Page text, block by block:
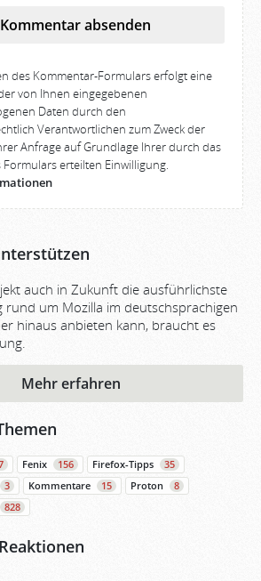
Kommentar absenden
des Kommentar-Formulars erfolgt eine
von Ihnen eingegebenen
Daten durch den
Verantwortlichen zum Zweck der
Anfrage auf Grundlage Ihrer durch das
erteilten Einwilligung.
auch in Zukunft die ausführlichste
rund um Mozilla im deutschsprachigen
hinaus anbieten kann, braucht es
Mehr erfahren
Fenix 156 Firefox-Tipps
35
3 Kommentare 15 Proton
8
828